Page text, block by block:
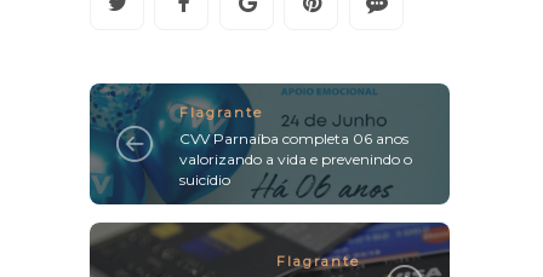
Flagrante
CVV Parnaíba completa 06 anos
valorizando a vida e prevenindo o
suicídio
Flagrante